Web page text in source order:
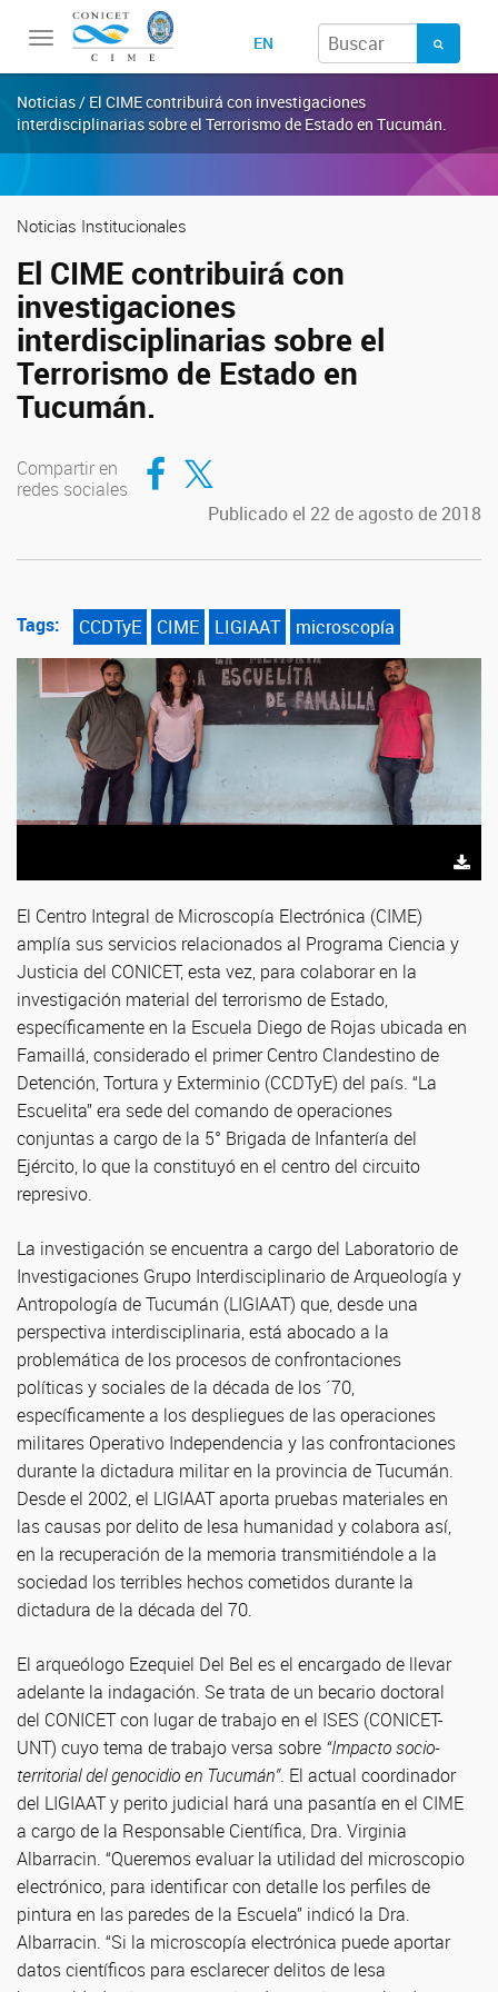
Toggle
navigation
EN
Noticias / El CIME contribuirá con investigaciones
interdisciplinarias sobre el Terrorismo de Estado en Tucumán.
Noticias Institucionales
El CIME contribuirá con
investigaciones
interdisciplinarias sobre el
Terrorismo de Estado en
Tucumán.
Compartir en
redes sociales
Compartir en Facebook
Compartir en Twitter
Publicado el 22 de agosto de 2018
Tags: CCDTyE CIME LIGIAAT microscopía
El Centro Integral de Microscopía Electrónica (CIME)
amplía sus servicios relacionados al Programa Ciencia y
Justicia del CONICET, esta vez, para colaborar en la
investigación material del terrorismo de Estado,
específicamente en la Escuela Diego de Rojas ubicada en
Famaillá, considerado el primer Centro Clandestino de
Detención, Tortura y Exterminio (CCDTyE) del país. “La
Escuelita” era sede del comando de operaciones
conjuntas a cargo de la 5° Brigada de Infantería del
Ejército, lo que la constituyó en el centro del circuito
represivo.
La investigación se encuentra a cargo del Laboratorio de
Investigaciones Grupo Interdisciplinario de Arqueología y
Antropología de Tucumán (LIGIAAT) que, desde una
perspectiva interdisciplinaria, está abocado a la
problemática de los procesos de confrontaciones
políticas y sociales de la década de los ´70,
específicamente a los despliegues de las operaciones
militares Operativo Independencia y las confrontaciones
durante la dictadura militar en la provincia de Tucumán.
Desde el 2002, el LIGIAAT aporta pruebas materiales en
las causas por delito de lesa humanidad y colabora así,
en la recuperación de la memoria transmitiéndole a la
sociedad los terribles hechos cometidos durante la
dictadura de la década del 70.
El arqueólogo Ezequiel Del Bel es el encargado de llevar
adelante la indagación. Se trata de un becario doctoral
del CONICET con lugar de trabajo en el ISES (CONICET-
UNT) cuyo tema de trabajo versa sobre “Impacto socio-
territorial del genocidio en Tucumán”. El actual coordinador
del LIGIAAT y perito judicial hará una pasantía en el CIME
a cargo de la Responsable Científica, Dra. Virginia
Albarracin. “Queremos evaluar la utilidad del microscopio
electrónico, para identificar con detalle los perfiles de
pintura en las paredes de la Escuela” indicó la Dra.
Albarracin. “Si la microscopía electrónica puede aportar
datos científicos para esclarecer delitos de lesa